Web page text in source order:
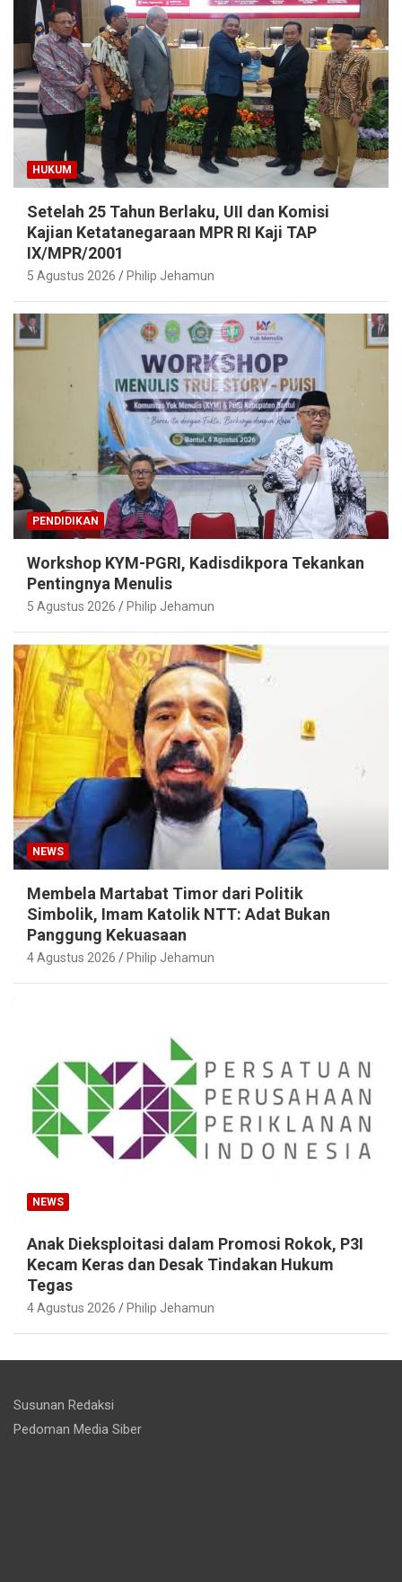
HUKUM
Setelah 25 Tahun Berlaku, UII dan Komisi
Kajian Ketatanegaraan MPR RI Kaji TAP
IX/MPR/2001
5 Agustus 2026 Philip Jehamun
PENDIDIKAN
Workshop KYM-PGRI, Kadisdikpora Tekankan
Pentingnya Menulis
5 Agustus 2026 Philip Jehamun
NEWS
Membela Martabat Timor dari Politik
Simbolik, Imam Katolik NTT: Adat Bukan
Panggung Kekuasaan
4 Agustus 2026 Philip Jehamun
NEWS
Anak Dieksploitasi dalam Promosi Rokok, P3I
Kecam Keras dan Desak Tindakan Hukum
Tegas
4 Agustus 2026 Philip Jehamun
Susunan Redaksi
Pedoman Media Siber